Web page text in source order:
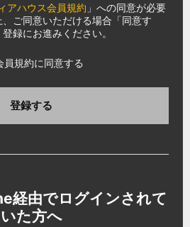
アハウス会員規約 」への同意が必要
ご同意いただける場合「同意す
録にお進みください。
員規約に同意する
登録する
経由でログインされて
いた方へ